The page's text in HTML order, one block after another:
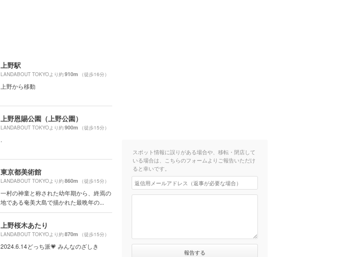
上野駅
LANDABOUT TOKYOより約910m （徒歩16分）
上野から移動
上野恩賜公園（上野公園）
LANDABOUT TOKYOより約900m （徒歩15分）
.
東京都美術館
LANDABOUT TOKYOより約860m （徒歩15分）
一村の神童と称された幼年期から、終焉の
地である奄美大島で描かれた最晩年の...
上野桜木あたり
LANDABOUT TOKYOより約870m （徒歩15分）
2024.6.14どっち派💗 みんなのざしき
スポット情報に誤りがある場合や、移転・閉店して
いる場合は、こちらのフォームよりご報告いただけ
ると幸いです。